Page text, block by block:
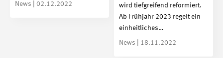
News | 02.12.2022
wird tiefgreifend reformiert.
Ab Frühjahr 2023 regelt ein
einheitliches…
News | 18.11.2022